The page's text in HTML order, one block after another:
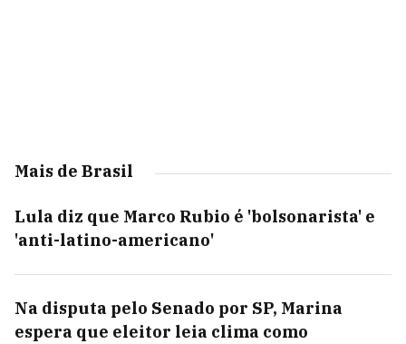
Mais de Brasil
Lula diz que Marco Rubio é 'bolsonarista' e
'anti-latino-americano'
Na disputa pelo Senado por SP, Marina
espera que eleitor leia clima como